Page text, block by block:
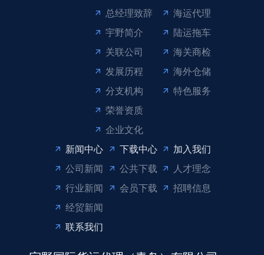
总经理致辞
宇野简介
关联公司
发展历程
分支机构
荣誉资质
企业文化
海运代理
陆运拖车
海关商检
海外仓储
特色服务
新闻中心
公司新闻
行业新闻
经贸新闻
下载中心
公共下载
会员下载
加入我们
人才理念
招聘信息
联系我们